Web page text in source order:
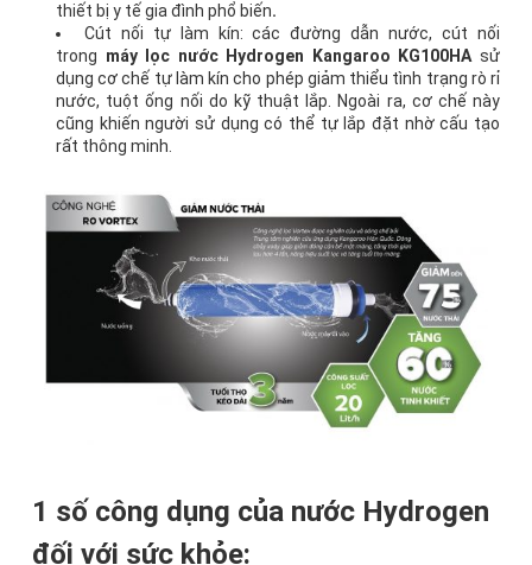
thiết bị y tế gia đình phổ biến.
Cút nối tự làm kín: các đường dẫn nước, cút nối
trong máy lọc nước Hydrogen Kangaroo KG100HA sử
dụng cơ chế tự làm kín cho phép giảm thiểu tình trạng rò rỉ
nước, tuột ống nối do kỹ thuật lắp. Ngoài ra, cơ chế này
cũng khiến người sử dụng có thể tự lắp đặt nhờ cấu tạo
rất thông minh.
1 số công dụng của nước Hydrogen
đối với sức khỏe: